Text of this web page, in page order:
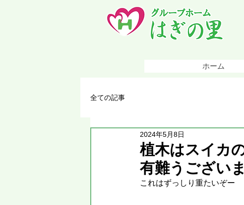
ホーム
全ての記事
植木はスイカ
有難うござい
2024年5月8日
これはずっしり重たいぞー